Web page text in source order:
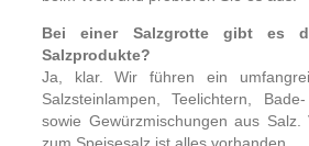
Bei einer Salzgrotte gibt es
Salzprodukte?
Ja, klar. Wir führen ein
Salzsteinlampen, Teelichtern,
sowie Gewürzmischungen aus Salz.